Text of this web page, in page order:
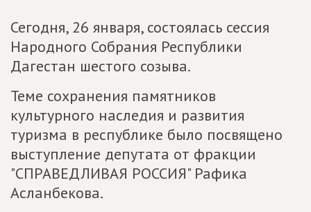
Сегодня, 26 января, состоялась сессия
Народного Собрания Республики
Дагестан шестого созыва.
Теме сохранения памятников
культурного наследия и развития
туризма в республике было посвящено
выступление депутата от фракции
"СПРАВЕДЛИВАЯ РОССИЯ" Рафика
Асланбекова.